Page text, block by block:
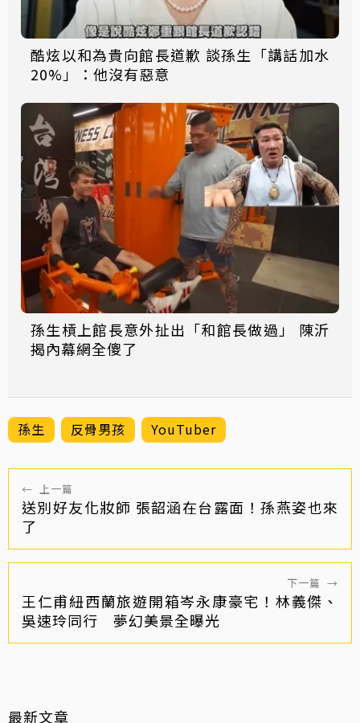
酷炫以和為貴向館長道歉 談孫生「講話加水
20%」：他沒有惡意
孫生槓上館長意外扯出「和館長做過」 陳沂
揭內幕網全傻了
孫生 反骨男孩 YouTuber
← 上一篇
送別好友化妝師 張韶涵在台露面！孫燕姿也來
了
下一篇 →
王仁甫紐西蘭旅遊開箱岑永康豪宅！林義傑、
吳速玲同行 夢幻美景全曝光
最新文章